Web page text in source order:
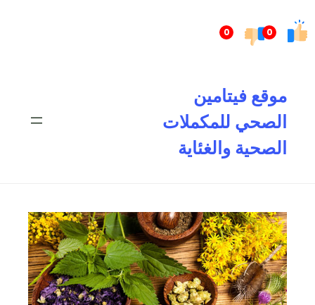
0
0إلى
موقع فيتامين
الصحي للمكملات
الصحية والغئاية